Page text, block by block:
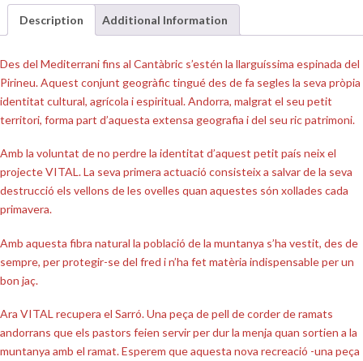
Description Additional Information
Des del Mediterrani fins al Cantàbric s’estén la llarguíssima espinada del
Pirineu. Aquest conjunt geogràfic tingué des de fa segles la seva pròpia
identitat cultural, agrícola i espiritual. Andorra, malgrat el seu petit
territori, forma part d’aquesta extensa geografia i del seu ric patrimoni.
Amb la voluntat de no perdre la identitat d’aquest petit país neix el
projecte VITAL. La seva primera actuació consisteix a salvar de la seva
destrucció els vellons de les ovelles quan aquestes són xollades cada
primavera.
Amb aquesta fibra natural la població de la muntanya s’ha vestit, des de
sempre, per protegir-se del fred i n’ha fet matèria indispensable per un
bon jaç.
Ara VITAL recupera el Sarró. Una peça de pell de corder de ramats
andorrans que els pastors feien servir per dur la menja quan sortien a la
muntanya amb el ramat. Esperem que aquesta nova recreació -una peça